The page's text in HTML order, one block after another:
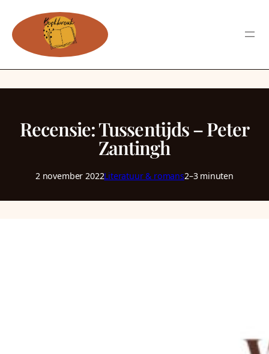
Recensie: Tussentijds – Peter
Zantingh
2 november 2022Literatuur & romans2–3 minuten